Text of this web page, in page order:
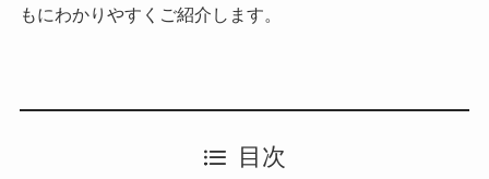
もにわかりやすくご紹介します。
目次